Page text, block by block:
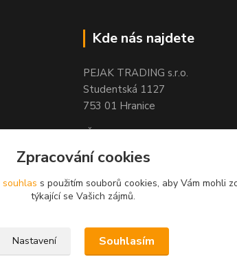
Kde nás najdete
PEJAK TRADING s.r.o.
Studentská 1127
753 01 Hranice
IČ : 05592763
DIČ : CZ05592763
Zpracování cookies
souhlas s použitím souborů cookies, aby Vám mohli
týkající se Vašich zájmů.
Nastavení Souhlasím